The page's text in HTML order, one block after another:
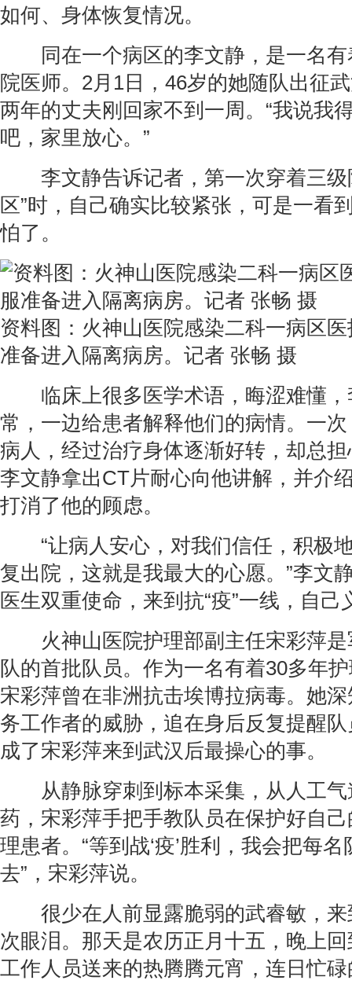
如何、身体恢复情况。
同在一个病区的李文静，是一名有
院医师。2月1日，46岁的她随队出征
两年的丈夫刚回家不到一周。“我说我
吧，家里放心。”
李文静告诉记者，第一次穿着三级
区”时，自己确实比较紧张，可是一看
怕了。
资料图：火神山医院感染二科一病区
准备进入隔离病房。记者 张畅 摄
临床上很多医学术语，晦涩难懂，
常，一边给患者解释他们的病情。一
病人，经过治疗身体逐渐好转，却总
李文静拿出CT片耐心向他讲解，并介
打消了他的顾虑。
“让病人安心，对我们信任，积极
复出院，这就是我最大的心愿。”李文
医生双重使命，来到抗“疫”一线，自己
火神山医院护理部副主任宋彩萍是
队的首批队员。作为一名有着30多年
宋彩萍曾在非洲抗击埃博拉病毒。她
务工作者的威胁，追在身后反复提醒
成了宋彩萍来到武汉后最操心的事。
从静脉穿刺到标本采集，从人工气
药，宋彩萍手把手教队员在保护好自
理患者。“等到战‘疫’胜利，我会把每
去”，宋彩萍说。
很少在人前显露脆弱的武睿敏，来
次眼泪。那天是农历正月十五，晚上
工作人员送来的热腾腾元宵，连日忙碌